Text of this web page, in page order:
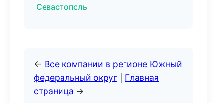
Севастополь
← Все компании в регионе Южный
федеральный округ
Главная
страница →